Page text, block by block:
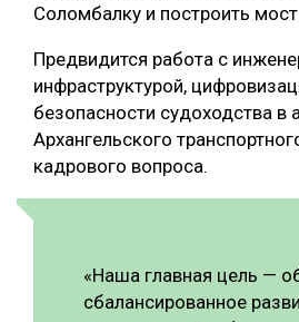
Соломбалку и построить мост
Предвидится работа с
инфраструктурой,
безопасности судоходства в
Архангельского
кадрового вопроса.
«Наша главная цель —
сбалансированное